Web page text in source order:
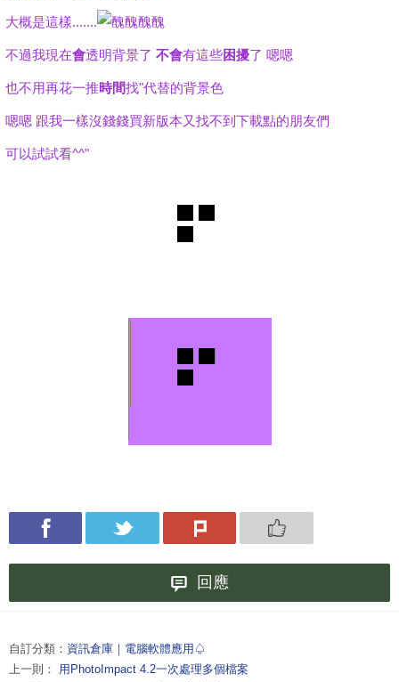
大概是這樣.......
不過我現在會透明背景了 不會有這些困擾了 嗯嗯
也不用再花一推時間找"代替的背景色
嗯嗯 跟我一樣沒錢錢買新版本又找不到下載點的朋友們
可以試試看^^"
回應
自訂分類： 資訊倉庫｜電腦軟體應用♤
上一則： 用PhotoImpact 4.2一次處理多個檔案